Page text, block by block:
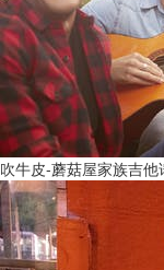
吹牛皮-蘑菇屋家族吉